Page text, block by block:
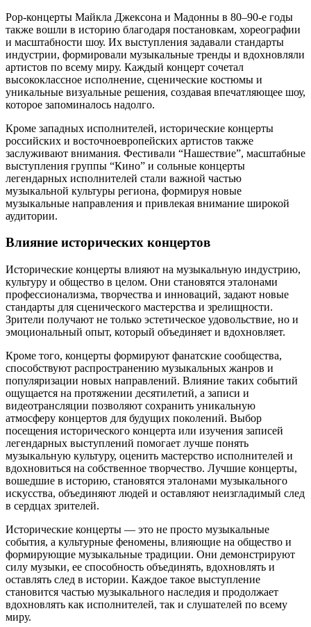
Pop-концерты Майкла Джексона и Мадонны в 80–90-е годы
также вошли в историю благодаря постановкам, хореографии
и масштабности шоу. Их выступления задавали стандарты
индустрии, формировали музыкальные тренды и вдохновляли
артистов по всему миру. Каждый концерт сочетал
высококлассное исполнение, сценические костюмы и
уникальные визуальные решения, создавая впечатляющее шоу,
которое запоминалось надолго.
Кроме западных исполнителей, исторические концерты
российских и восточноевропейских артистов также
заслуживают внимания. Фестивали “Нашествие”, масштабные
выступления группы “Кино” и сольные концерты
легендарных исполнителей стали важной частью
музыкальной культуры региона, формируя новые
музыкальные направления и привлекая внимание широкой
аудитории.
Влияние исторических концертов
Исторические концерты влияют на музыкальную индустрию,
культуру и общество в целом. Они становятся эталонами
профессионализма, творчества и инноваций, задают новые
стандарты для сценического мастерства и зрелищности.
Зрители получают не только эстетическое удовольствие, но и
эмоциональный опыт, который объединяет и вдохновляет.
Кроме того, концерты формируют фанатские сообщества,
способствуют распространению музыкальных жанров и
популяризации новых направлений. Влияние таких событий
ощущается на протяжении десятилетий, а записи и
видеотрансляции позволяют сохранить уникальную
атмосферу концертов для будущих поколений. Выбор
посещения исторического концерта или изучения записей
легендарных выступлений помогает лучше понять
музыкальную культуру, оценить мастерство исполнителей и
вдохновиться на собственное творчество. Лучшие концерты,
вошедшие в историю, становятся эталонами музыкального
искусства, объединяют людей и оставляют неизгладимый след
в сердцах зрителей.
Исторические концерты — это не просто музыкальные
события, а культурные феномены, влияющие на общество и
формирующие музыкальные традиции. Они демонстрируют
силу музыки, ее способность объединять, вдохновлять и
оставлять след в истории. Каждое такое выступление
становится частью музыкального наследия и продолжает
вдохновлять как исполнителей, так и слушателей по всему
миру.